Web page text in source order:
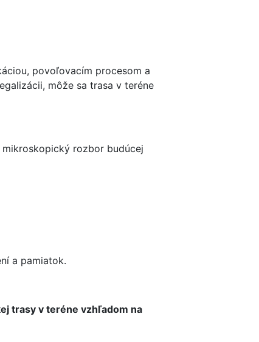
povoľovacím procesom a
môže sa trasa v teréne
rozbor budúcej
a pamiatok.
trasy v teréne vzhľadom na